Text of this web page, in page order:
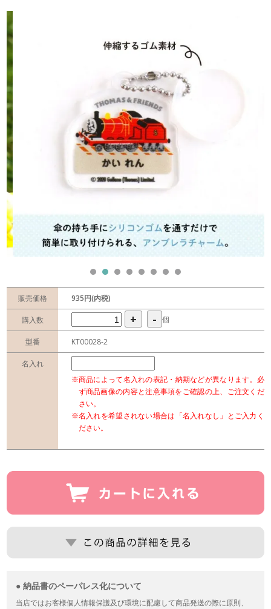
販売価格 935円(内税)
購入数 + - 個
型番 KT00028-2
名入れ
※商品によって名入れの表記・納期などが異なります。必
ず商品画像の内容と注意事項をご確認の上、ご注文くだ
さい。
※名入れを希望されない場合は「名入れなし」とご入力く
ださい。
● 納品書のペーパレス化について
当店ではお客様個人情報保護及び環境に配慮して商品発送の際に原則、